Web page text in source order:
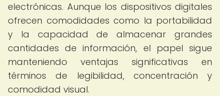
electrónicas. Aunque los dispositivos digitales
ofrecen comodidades como la portabilidad
y la capacidad de almacenar grandes
cantidades de información, el papel sigue
manteniendo ventajas significativas en
términos de legibilidad, concentración y
comodidad visual.